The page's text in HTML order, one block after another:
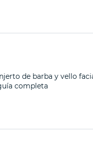
de barba y vello
completa